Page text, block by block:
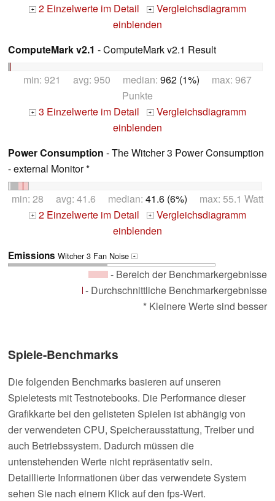
+ 2 Einzelwerte im Detail + Vergleichsdiagramm
einblenden
ComputeMark v2.1 - ComputeMark v2.1 Result
min: 921 avg: 950 median: 962 (1%) max: 967
Punkte
+ 3 Einzelwerte im Detail + Vergleichsdiagramm
einblenden
Power Consumption - The Witcher 3 Power Consumption
- external Monitor *
min: 28 avg: 41.6 median: 41.6 (6%) max: 55.1 Watt
+ 2 Einzelwerte im Detail + Vergleichsdiagramm
einblenden
Emissions Witcher 3 Fan Noise +
- Bereich der Benchmarkergebnisse
- Durchschnittliche Benchmarkergebnisse
* Kleinere Werte sind besser
Spiele-Benchmarks
Die folgenden Benchmarks basieren auf unseren
Spieletests mit Testnotebooks. Die Performance dieser
Grafikkarte bei den gelisteten Spielen ist abhängig von
der verwendeten CPU, Speicherausstattung, Treiber und
auch Betriebssystem. Dadurch müssen die
untenstehenden Werte nicht repräsentativ sein.
Detaillierte Informationen über das verwendete System
sehen Sie nach einem Klick auf den fps-Wert.